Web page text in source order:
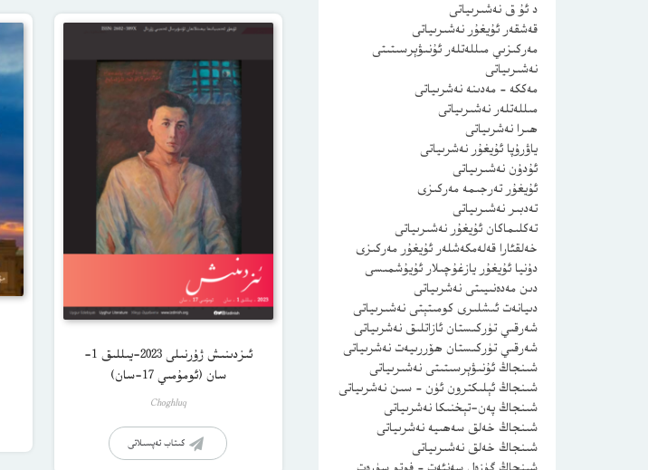
ئىزدىنىش ژۇرنىلى 2023-يىللىق 1-
سان (ئومۇمىي 17-سان)
Choghluq
كىتاب تەپسىلاتى
د ئۇ ق نەشىرىياتى
قەشقەر ئۇيغۇر نەشىرىياتى
مەركىزىي مىللەتلەر ئۇنىۋېرسىتىتى
نەشىرىياتى
مەككە – مەدىنە نەشرىياتى
مىللەتلەر نەشىرىياتى
ھىرا نەشرىياتى
ياۋرۇپا ئۇيغۇر نەشرىياتى
ئۇدۇن نەشىرىياتى
ئۇيغۇر تەرجىمە مەركىزى
تەدبىر نەشىرىياتى
تەكلىماكان ئۇيغۇر نەشىرىياتى
خەلقئارا قەلەمكەشلەر ئۇيغۇر مەركىزى
دۇنيا ئۇيغۇر يازغۇچىلار ئۇيۇشمىسى
دىن مەدەنىيىتى نەشرىياتى
دىيانەت ئىشلىرى كومىتېتى نەشىرىياتى
شەرقىي تۈركىستان ئازاتلىق نەشرىياتى
شەرقىي تۈركىستان ھۆررىيەت نەشرىياتى
شىنجاڭ ئۇنىۋېرسىتىتى نەشىرىياتى
شىنجاڭ ئېلىكترون ئۈن – سىن نەشرىياتى
شىنجاڭ پەن-تېخنىكا نەشرىياتى
شىنجاڭ خەلق سەھىيە نەشرىياتى
شىنجاڭ خەلق نەشىرىياتى